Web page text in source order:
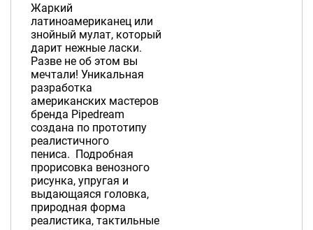
Жаркий
латиноамериканец или
знойный мулат, который
дарит нежные ласки.
Разве не об этом вы
мечтали! Уникальная
разработка
американских мастеров
бренда Pipedream
создана по прототипу
реалистичного
пениса. Подробная
прорисовка венозного
рисунка, упругая и
выдающаяся головка,
природная форма
реалистика, тактильные